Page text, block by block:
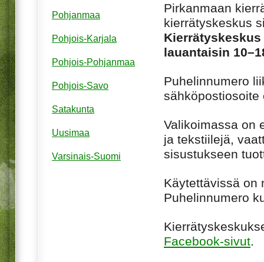
Pirkanmaan
kierrätyskeskus
Kierrätyskeskus
lauantaisin
Puhelinnumero
sähköpostiosoite
Valikoimassa on
ja tekstiilejä,
sisustukseen
Käytettävissä on
Puhelinnumero
Facebook-sivut.
Pohjanmaa
Pohjois-Karjala
Pohjois-Pohjanmaa
Pohjois-Savo
Satakunta
Uusimaa
Varsinais-Suomi